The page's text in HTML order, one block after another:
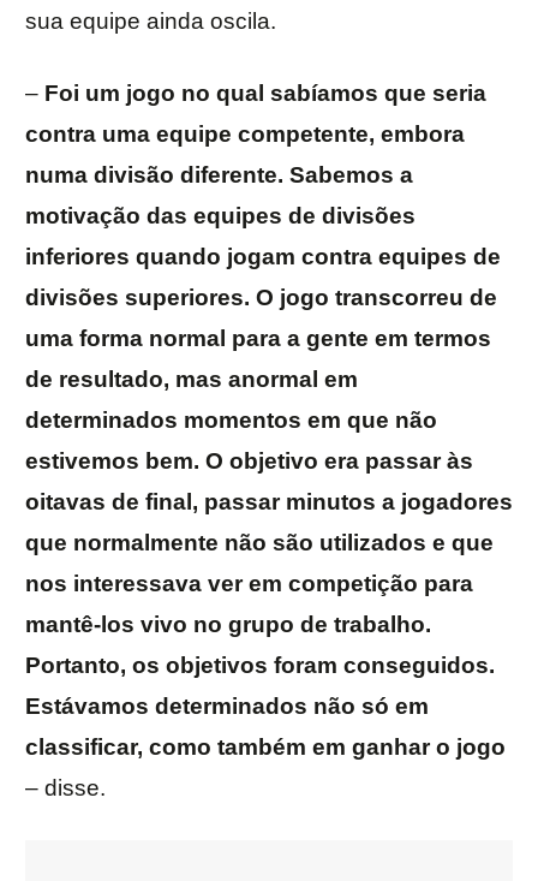
sua equipe ainda oscila.
– Foi um jogo no qual sabíamos que seria
contra uma equipe competente, embora
numa divisão diferente. Sabemos a
motivação das equipes de divisões
inferiores quando jogam contra equipes de
divisões superiores. O jogo transcorreu de
uma forma normal para a gente em termos
de resultado, mas anormal em
determinados momentos em que não
estivemos bem. O objetivo era passar às
oitavas de final, passar minutos a jogadores
que normalmente não são utilizados e que
nos interessava ver em competição para
mantê-los vivo no grupo de trabalho.
Portanto, os objetivos foram conseguidos.
Estávamos determinados não só em
classificar, como também em ganhar o jogo
– disse.